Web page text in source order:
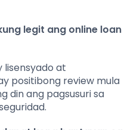
legit ang online loan
lisensyado at
positibong review mula
din ang pagsusuri sa